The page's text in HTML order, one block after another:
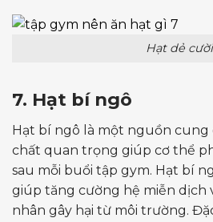
Hạt dẻ cười
7. Hạt bí ngô
Hạt bí ngô là một nguồn cung
chất quan trọng giúp cơ thể
sau mỗi buổi tập gym. Hạt bí
giúp tăng cường hệ miễn dịch
nhân gây hại từ môi trường.